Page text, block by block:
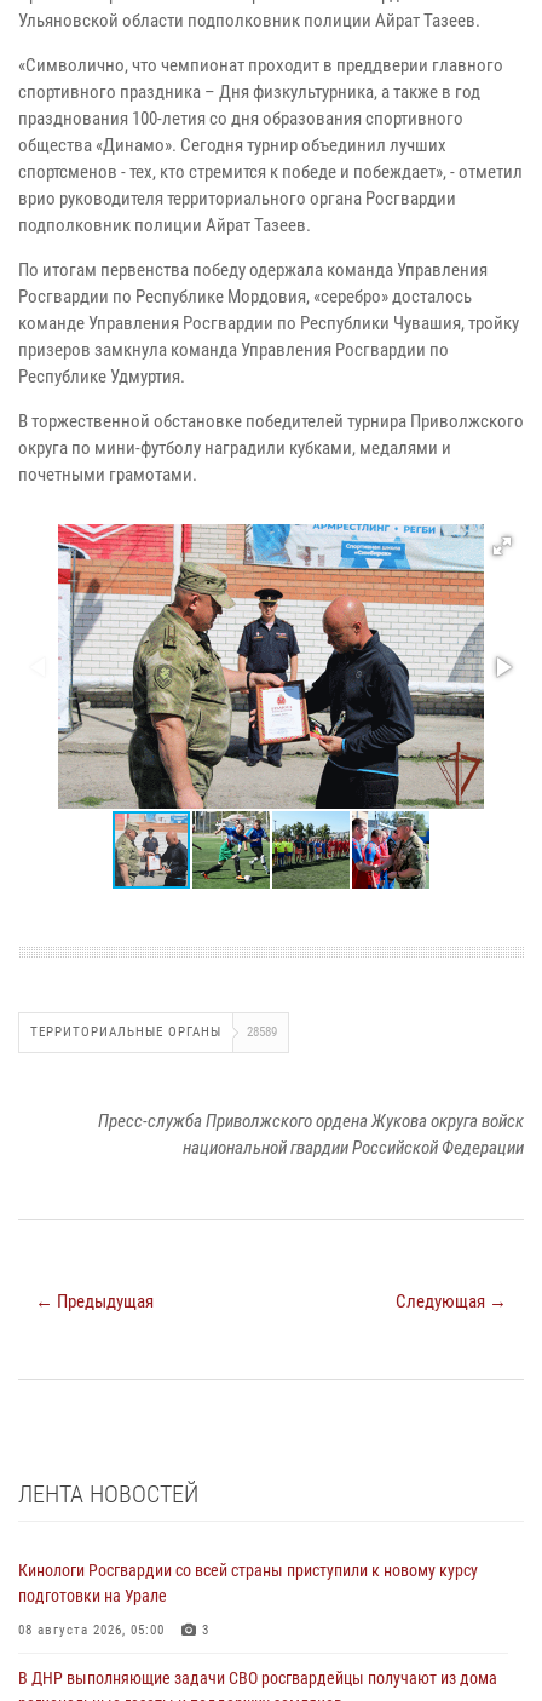
Ульяновской области подполковник полиции Айрат Тазеев.
«Символично, что чемпионат проходит в преддверии главного
спортивного праздника – Дня физкультурника, а также в год
празднования 100-летия со дня образования спортивного
общества «Динамо». Сегодня турнир объединил лучших
спортсменов - тех, кто стремится к победе и побеждает», - отметил
врио руководителя территориального органа Росгвардии
подполковник полиции Айрат Тазеев.
По итогам первенства победу одержала команда Управления
Росгвардии по Республике Мордовия, «серебро» досталось
команде Управления Росгвардии по Республики Чувашия, тройку
призеров замкнула команда Управления Росгвардии по
Республике Удмуртия.
В торжественной обстановке победителей турнира Приволжского
округа по мини-футболу наградили кубками, медалями и
почетными грамотами.
ТЕРРИТОРИАЛЬНЫЕ ОРГАНЫ 28589
Пресс-служба Приволжского ордена Жукова округа войск
национальной гвардии Российской Федерации
← Предыдущая Следующая →
ЛЕНТА НОВОСТЕЙ
Кинологи Росгвардии со всей страны приступили к новому курсу
подготовки на Урале
08 августа 2026, 05:00 3
В ДНР выполняющие задачи СВО росгвардейцы получают из дома